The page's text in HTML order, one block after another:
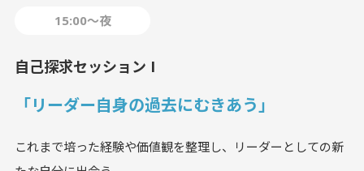
15:00〜夜
自己探求セッション I
「リーダー自身の過去にむきあう」
これまで培った経験や価値観を整理し、リーダーとしての新